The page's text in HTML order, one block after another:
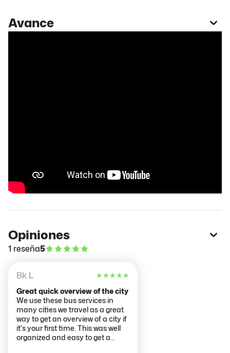
Avance
Opiniones
1 reseña5
Bk L ★★★★★
Great quick overview of the city
We use these bus services in
many cities we travel as a great
way to get an overview of a city if
it's your first time. This was well
organized and easy to get a